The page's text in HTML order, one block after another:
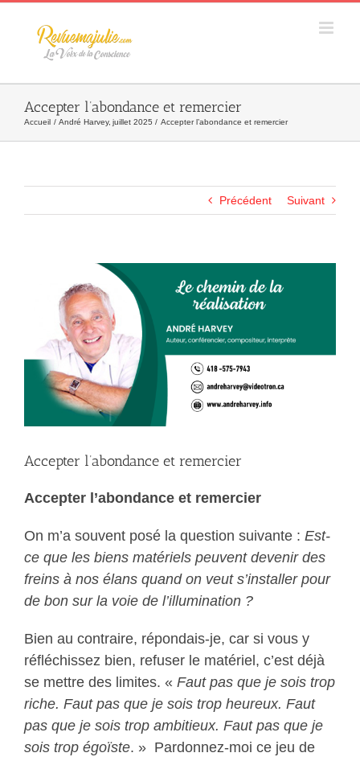
Skip
Accepter l’abondance et remercier
Accueil André Harvey juillet 2025 Accepter l’abondance et remercier
Précédent Suivant
l&apos;image
Accepter l’abondance et remercier
Accepter l’abondance et remercier
On m’a souvent posé la question suivante : Est-
ce que les biens matériels peuvent devenir des
freins à nos élans quand on veut s’installer pour
de bon sur la voie de l’illumination ?
Bien au contraire, répondais-je, car si vous y
réfléchissez bien, refuser le matériel, c’est déjà
se mettre des limites. « Faut pas que je sois trop
riche. Faut pas que je sois trop heureux. Faut
pas que je sois trop ambitieux. Faut pas que je
sois trop égoïste. » Pardonnez-moi ce jeu de